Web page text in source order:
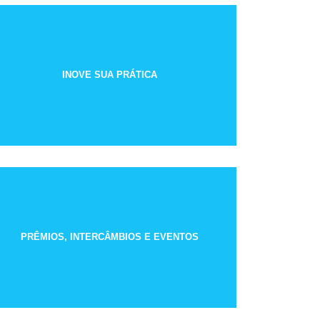
INOVE SUA PRÁTICA
PRÊMIOS, INTERCÂMBIOS E EVENTOS